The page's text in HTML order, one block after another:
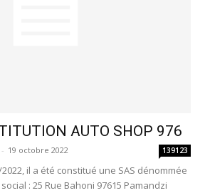
AUTO SHOP 976
- 19 octobre 2022 139123
il a été constitué une SAS dénommée
social : 25 Rue Bahoni 97615 Pamandzi